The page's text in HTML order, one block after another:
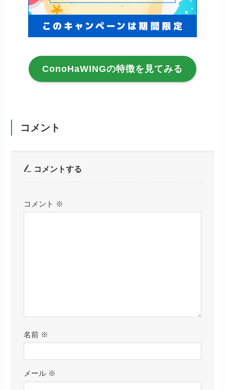
ConoHaWINGの特徴を見てみる
コメント
コメントする
コメント ※
名前 ※
メール ※